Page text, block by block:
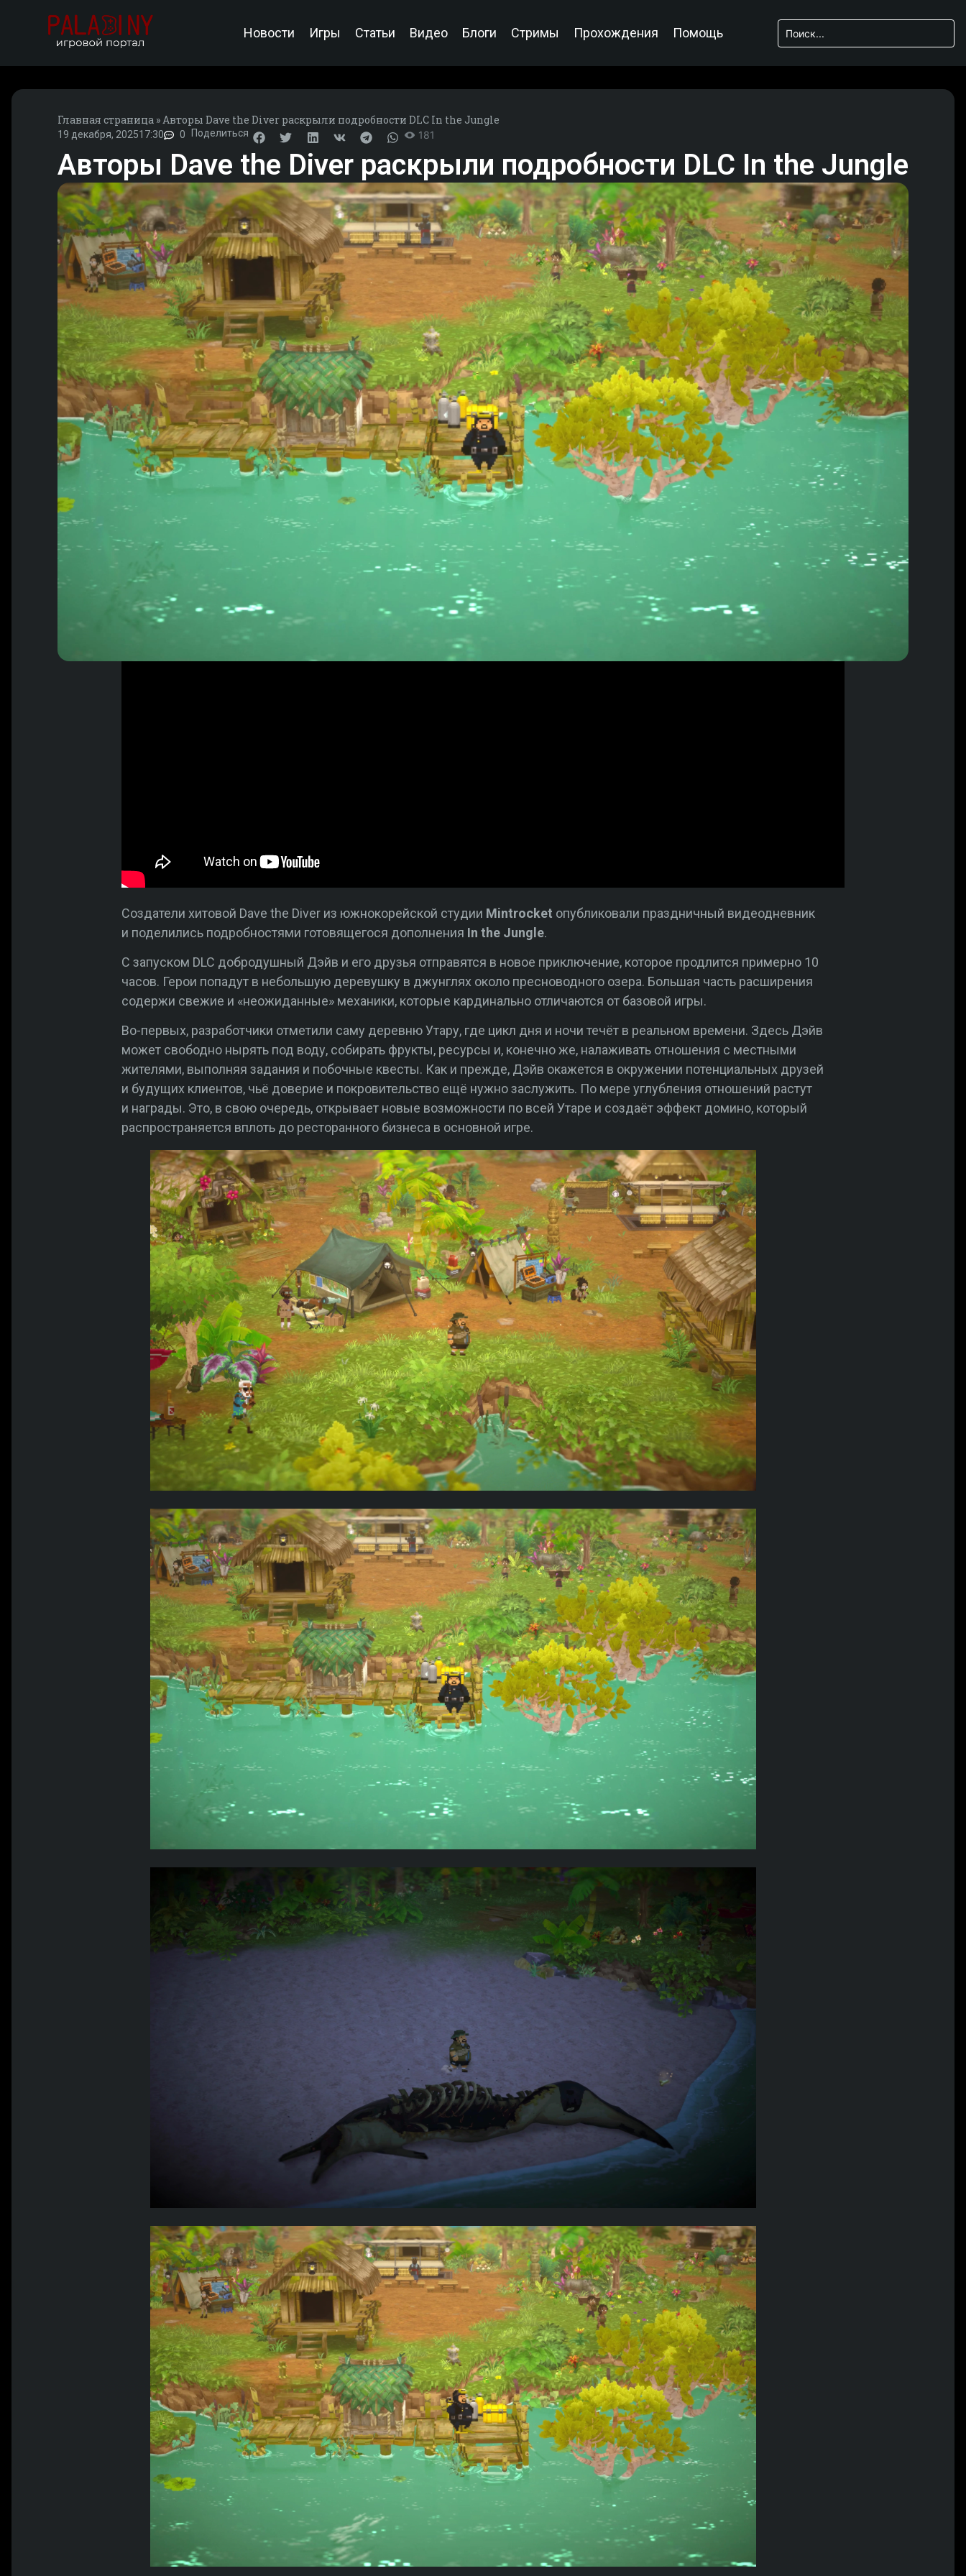
Новости Игры Статьи Видео Блоги Стримы Прохождения Помощь
Главная страница »Авторы Dave the Diver раскрыли подробности DLC In the Jungle
19 декабря, 202517:30 0 Поделиться 181
Авторы Dave the Diver раскрыли подробности DLC In the Jungle
Создатели хитовой Dave the Diver из южнокорейской студии Mintrocket опубликовали праздничный видеодневник
и поделились подробностями готовящегося дополнения In the Jungle.
С запуском DLC добродушный Дэйв и его друзья отправятся в новое приключение, которое продлится примерно 10
часов. Герои попадут в небольшую деревушку в джунглях около пресноводного озера. Большая часть расширения
содержи свежие и «неожиданные» механики, которые кардинально отличаются от базовой игры.
Во-первых, разработчики отметили саму деревню Утару, где цикл дня и ночи течёт в реальном времени. Здесь Дэйв
может свободно нырять под воду, собирать фрукты, ресурсы и, конечно же, налаживать отношения с местными
жителями, выполняя задания и побочные квесты. Как и прежде, Дэйв окажется в окружении потенциальных друзей
и будущих клиентов, чьё доверие и покровительство ещё нужно заслужить. По мере углубления отношений растут
и награды. Это, в свою очередь, открывает новые возможности по всей Утаре и создаёт эффект домино, который
распространяется вплоть до ресторанного бизнеса в основной игре.